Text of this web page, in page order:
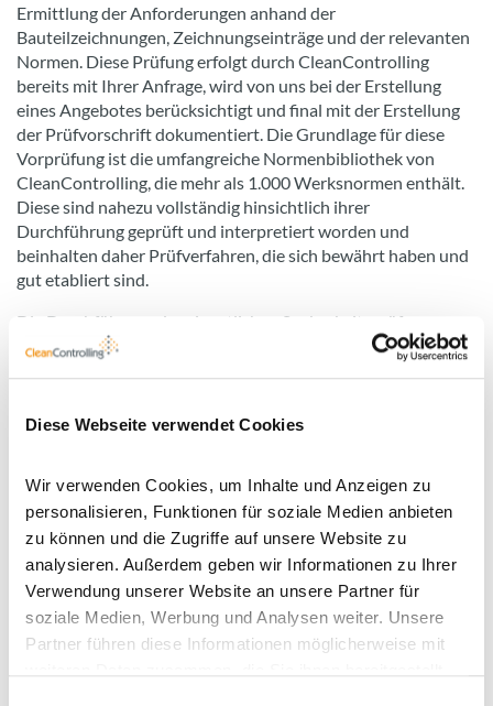
Diese Webseite verwendet Cookies
Wir verwenden Cookies, um Inhalte und Anzeigen zu
personalisieren, Funktionen für soziale Medien anbieten
zu können und die Zugriffe auf unsere Website zu
analysieren. Außerdem geben wir Informationen zu Ihrer
Verwendung unserer Website an unsere Partner für
soziale Medien, Werbung und Analysen weiter. Unsere
Partner führen diese Informationen möglicherweise mit
Ermittlung der Anforderungen anhand der
Bauteilzeichnungen, Zeichnungseinträge und der relevanten
Normen. Diese Prüfung erfolgt durch CleanControlling
bereits mit Ihrer Anfrage, wird von uns bei der Erstellung
eines Angebotes berücksichtigt und final mit der Erstellung
der Prüfvorschrift dokumentiert. Die Grundlage für diese
Vorprüfung ist die umfangreiche Normenbibliothek von
CleanControlling, die mehr als 1.000 Werksnormen enthält.
Diese sind nahezu vollständig hinsichtlich ihrer
Durchführung geprüft und interpretiert worden und
beinhalten daher Prüfverfahren, die sich bewährt haben und
gut etabliert sind.
Die Durchführung der eigentlichen Sauberkeitsprüfung
erfolgt auf Basis der in einer vorangegangenen
Qualifizierungsuntersuchung erarbeiteten und festgelegten
Abklingmessung. Dabei werden die in der VDA 19.1 / ISO
Der Umfang an Prüfmethoden der Standard-
Sauberkeitsprüfung von CleanControlling umfasst alle
hierfür relevanten Extraktionsverfahren:
Flüssigextraktion: Spritzen, Spülen, Schütteln und
Ultraschall